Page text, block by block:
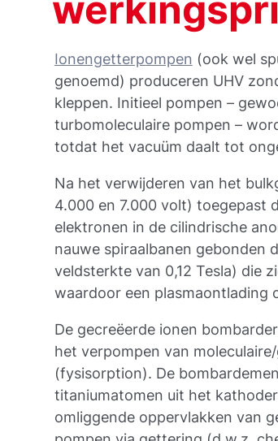
Ionengetterpompen (ook wel
genoemd) produceren UHV
kleppen. Initieel pompen –
turbomoleculaire pompen –
totdat het vacuüm daalt tot
Na het verwijderen van het
4.000 en 7.000 volt) toegepast
elektronen in de cilindrische
nauwe spiraalbanen gebonden
veldsterkte van 0,12 Tesla) die
waardoor een plasmaontlading
De gecreëerde ionen
het verpompen van
(fysisorption). De
titaniumatomen uit het
omliggende oppervlakken van